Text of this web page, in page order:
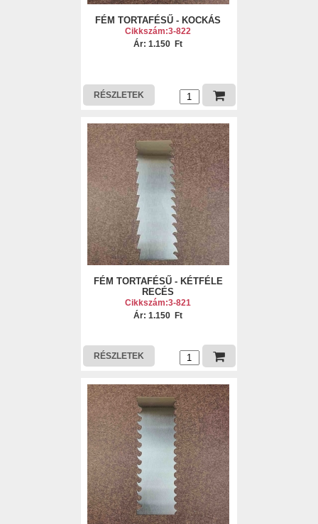
FÉM TORTAFÉSŰ - KOCKÁS
Cikkszám:3-822
Ár: 1.150 Ft
RÉSZLETEK
FÉM TORTAFÉSŰ - KÉTFÉLE
RECÉS
Cikkszám:3-821
Ár: 1.150 Ft
RÉSZLETEK